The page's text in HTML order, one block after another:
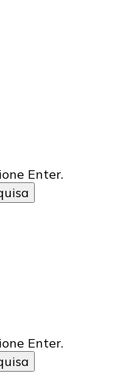
para pizzas,
com a
Enter.
para pizzas,
com a
Enter.